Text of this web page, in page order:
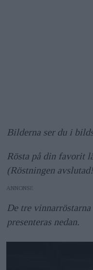
Bilderna ser du i
Rösta på din favorit
(Röstningen
ANNONS
De tre
presenteras nedan.